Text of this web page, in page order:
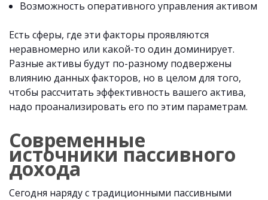
Возможность оперативного управления активом
Есть сферы, где эти факторы проявляются
неравномерно или какой-то один доминирует.
Разные активы будут по-разному подвержены
влиянию данных факторов, но в целом для того,
чтобы рассчитать эффективность вашего актива,
надо проанализировать его по этим параметрам.
Современные
источники пассивного
дохода
Сегодня наряду с традиционными пассивными